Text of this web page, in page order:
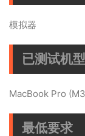
模拟器
已测试机型
MacBook Pro
最低要求